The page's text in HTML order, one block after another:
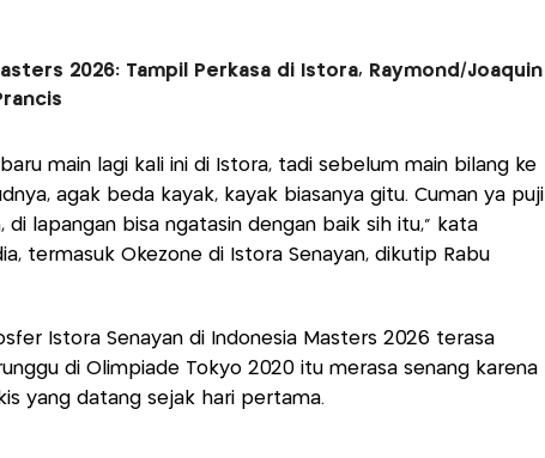
2026: Tampil Perkasa di Istora, Raymond/Joaquin
main lagi kali ini di Istora, tadi sebelum main bilang ke
agak beda kayak, kayak biasanya gitu. Cuman ya puji
di lapangan bisa ngatasin dengan baik sih itu," kata
termasuk Okezone di Istora Senayan, dikutip Rabu
Istora Senayan di Indonesia Masters 2026 terasa
di Olimpiade Tokyo 2020 itu merasa senang karena
yang datang sejak hari pertama.